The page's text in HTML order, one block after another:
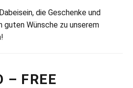
die Geschenke und
guten Wünsche zu unserem
– FREE